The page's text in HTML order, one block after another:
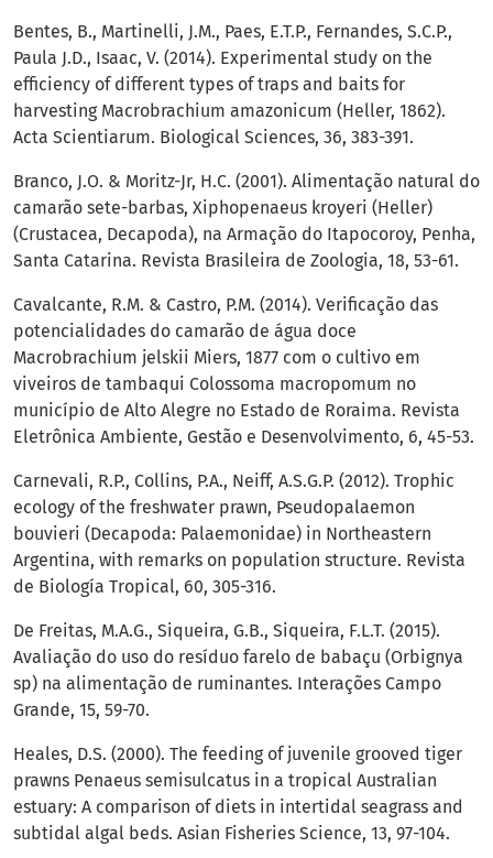
Bentes, B., Martinelli, J.M., Paes, E.T.P., Fernandes, S.C.P.,
Paula J.D., Isaac, V. (2014). Experimental study on the
efficiency of different types of traps and baits for
harvesting Macrobrachium amazonicum (Heller, 1862).
Acta Scientiarum. Biological Sciences, 36, 383-391.
Branco, J.O. & Moritz-Jr, H.C. (2001). Alimentação natural do
camarão sete-barbas, Xiphopenaeus kroyeri (Heller)
(Crustacea, Decapoda), na Armação do Itapocoroy, Penha,
Santa Catarina. Revista Brasileira de Zoologia, 18, 53-61.
Cavalcante, R.M. & Castro, P.M. (2014). Verificação das
potencialidades do camarão de água doce
Macrobrachium jelskii Miers, 1877 com o cultivo em
viveiros de tambaqui Colossoma macropomum no
município de Alto Alegre no Estado de Roraima. Revista
Eletrônica Ambiente, Gestão e Desenvolvimento, 6, 45-53.
Carnevali, R.P., Collins, P.A., Neiff, A.S.G.P. (2012). Trophic
ecology of the freshwater prawn, Pseudopalaemon
bouvieri (Decapoda: Palaemonidae) in Northeastern
Argentina, with remarks on population structure. Revista
de Biología Tropical, 60, 305-316.
De Freitas, M.A.G., Siqueira, G.B., Siqueira, F.L.T. (2015).
Avaliação do uso do resíduo farelo de babaçu (Orbignya
sp) na alimentação de ruminantes. Interações Campo
Grande, 15, 59-70.
Heales, D.S. (2000). The feeding of juvenile grooved tiger
prawns Penaeus semisulcatus in a tropical Australian
estuary: A comparison of diets in intertidal seagrass and
subtidal algal beds. Asian Fisheries Science, 13, 97-104.